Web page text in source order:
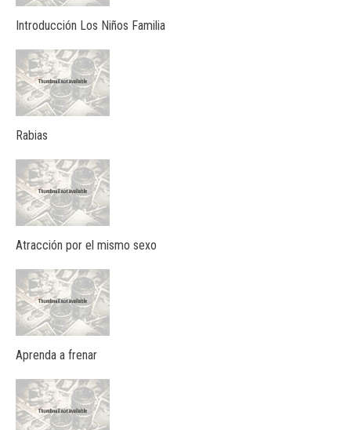
Introducción Los Niños Familia
Rabias
Atracción por el mismo sexo
Aprenda a frenar